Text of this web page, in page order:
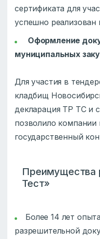
сертификата для
успешно реализован
Оформление
муниципальных
Для участия в
кладбищ
декларация ТР ТС и
позволило компании
государственный
Преимущества
Тест»
Более 14 лет
разрешительной